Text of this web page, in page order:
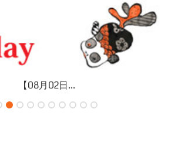
【08月02日...